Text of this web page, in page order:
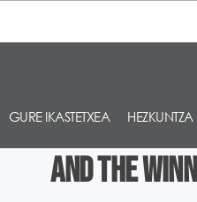
GURE IKASTETXEA
And the